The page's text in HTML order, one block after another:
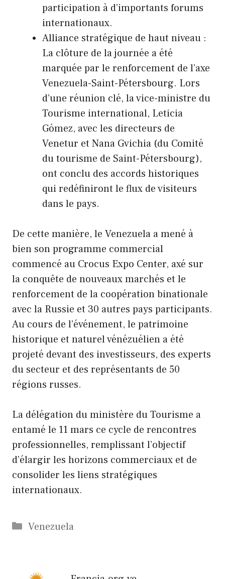
participation à d’importants forums
internationaux.
Alliance stratégique de haut niveau :
La clôture de la journée a été
marquée par le renforcement de l’axe
Venezuela-Saint-Pétersbourg. Lors
d’une réunion clé, la vice-ministre du
Tourisme international, Leticia
Gómez, avec les directeurs de
Venetur et Nana Gvichia (du Comité
du tourisme de Saint-Pétersbourg),
ont conclu des accords historiques
qui redéfiniront le flux de visiteurs
dans le pays.
De cette manière, le Venezuela a mené à
bien son programme commercial
commencé au Crocus Expo Center, axé sur
la conquête de nouveaux marchés et le
renforcement de la coopération binationale
avec la Russie et 30 autres pays participants.
Au cours de l’événement, le patrimoine
historique et naturel vénézuélien a été
projeté devant des investisseurs, des experts
du secteur et des représentants de 50
régions russes.
La délégation du ministère du Tourisme a
entamé le 11 mars ce cycle de rencontres
professionnelles, remplissant l’objectif
d’élargir les horizons commerciaux et de
consolider les liens stratégiques
internationaux.
Catégories
Venezuela